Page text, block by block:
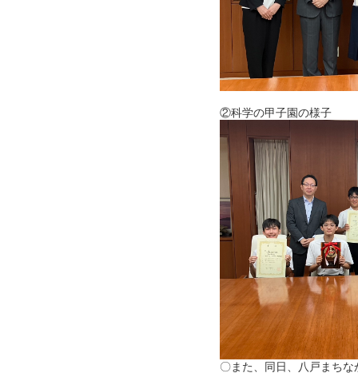
②科学の甲子園の様子
〇また、同日、八戸まち